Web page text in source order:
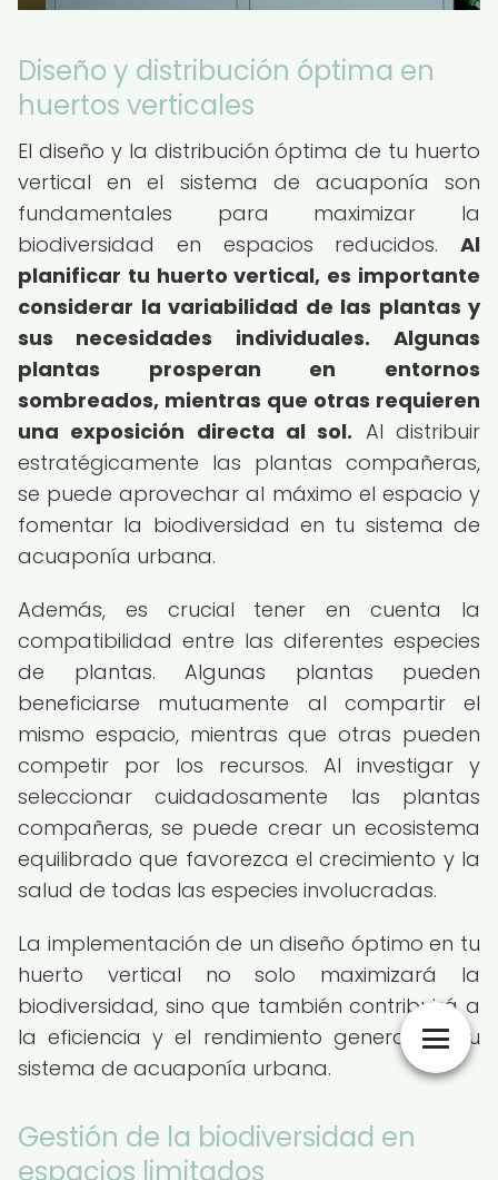
Diseño y distribución óptima en
huertos verticales
El diseño y la distribución óptima de tu huerto
vertical en el sistema de acuaponía son
fundamentales para maximizar la
biodiversidad en espacios reducidos. Al
planificar tu huerto vertical, es importante
considerar la variabilidad de las plantas y
sus necesidades individuales.
Algunas
plantas prosperan en entornos
sombreados, mientras que otras requieren
una exposición directa al sol. Al distribuir
estratégicamente las plantas compañeras,
se puede aprovechar al máximo el espacio y
fomentar la biodiversidad en tu sistema de
acuaponía urbana.
Además, es crucial tener en cuenta la
compatibilidad entre las diferentes especies
de plantas. Algunas plantas pueden
beneficiarse mutuamente al compartir el
mismo espacio, mientras que otras pueden
competir por los recursos. Al investigar y
seleccionar cuidadosamente las plantas
compañeras, se puede crear un ecosistema
equilibrado que favorezca el crecimiento y la
salud de todas las especies involucradas.
La implementación de un diseño óptimo en tu
huerto vertical no solo maximizará la
biodiversidad, sino que también contribuirá a
la eficiencia y el rendimiento general de tu
sistema de acuaponía urbana.
Gestión de la biodiversidad en
espacios limitados